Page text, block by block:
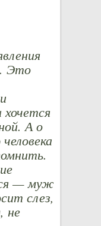
Это
хочется
А о
— муж
слез,
не